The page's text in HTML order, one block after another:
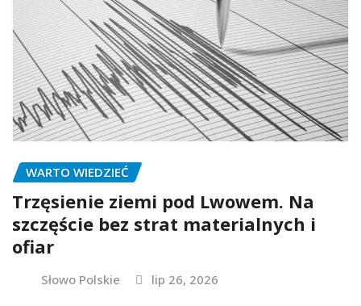
WARTO WIEDZIEĆ
Trzęsienie ziemi pod Lwowem. Na
szczęście bez strat materialnych i
ofiar
Słowo Polskie lip 26, 2026